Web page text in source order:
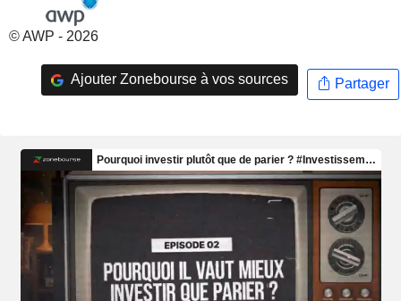
© AWP - 2026
Ajouter Zonebourse à vos sources Partager